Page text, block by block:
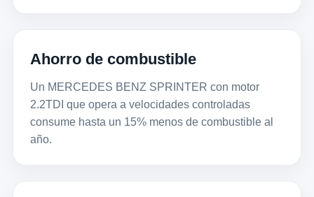
Ahorro de combustible
Un MERCEDES BENZ SPRINTER con motor
2.2TDI que opera a velocidades controladas
consume hasta un 15% menos de combustible al
año.